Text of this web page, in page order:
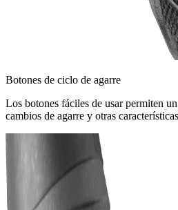
Botones de ciclo de agarre
Los botones fáciles de usar permiten
cambios de agarre y otras